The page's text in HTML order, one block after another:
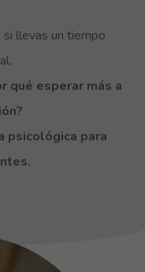
llevas un tiempo
qué esperar más a
psicológica para